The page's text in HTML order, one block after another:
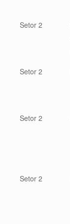
Setor 2
Setor 2
Setor 2
Setor 2